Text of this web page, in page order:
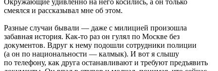
смеялся и рассказывал мне об этом.
Разные случаи бывали — даже с милицией произошла
забавная история. Как-то раз он гулял по Москве без
документов. Вдруг к нему подошли сотрудники полиции
(а он по национальности — калмык). И вот я слышу
по телефону, как друга останавливают и требуют предъявить